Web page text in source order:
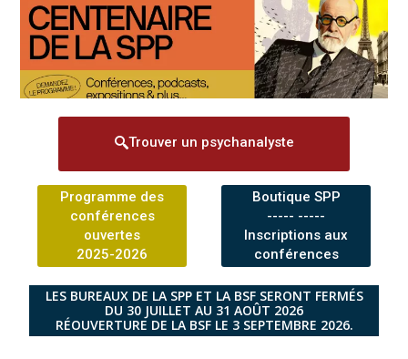
Trouver un psychanalyste
Programme des
conférences
ouvertes
2025-2026
Boutique SPP
----- -----
Inscriptions aux
conférences
LES BUREAUX DE LA SPP ET LA BSF SERONT FERMÉS
DU 30 JUILLET AU 31 AOÛT 2026
RÉOUVERTURE DE LA BSF LE 3 SEPTEMBRE 2026.